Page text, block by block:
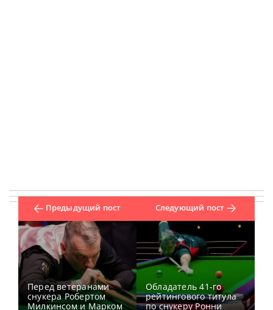
Предыдущий пост
Перед ветеранами
снукера Робертом
Милкинсом и Марком
Следующий пост
Обладатель 41-го
рейтингового титула
по снукеру Ронни